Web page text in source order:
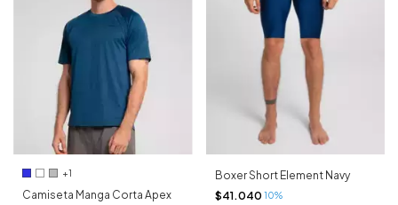
+1
Camiseta Manga Corta Apex
Boxer Short Element Navy
$41.040 10%